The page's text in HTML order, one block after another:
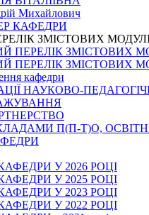
Михайлович
КАФЕДРИ
ЗМІСТОВИХ
ПЕРЕЛІК ЗМІСТОВИХ
ПЕРЕЛІК ЗМІСТОВИХ
кафедри
НАУКОВО-
П(П-Т)О,
У 2026 РОЦІ
У 2025 РОЦІ
У 2023 РОЦІ
У 2022 РОЦІ